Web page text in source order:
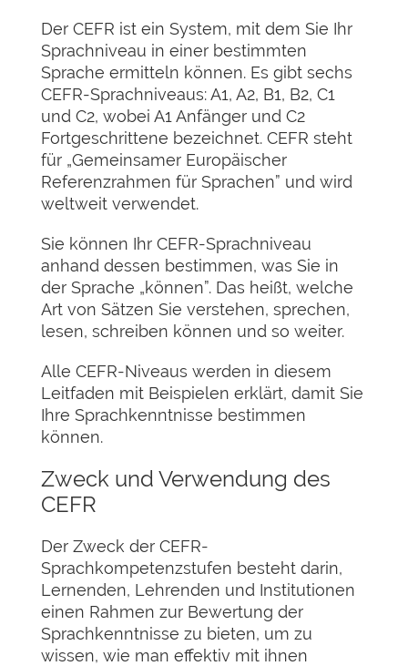
Der CEFR ist ein System, mit dem Sie Ihr
Sprachniveau in einer bestimmten
Sprache ermitteln können. Es gibt sechs
CEFR-Sprachniveaus: A1, A2, B1, B2, C1
und C2, wobei A1 Anfänger und C2
Fortgeschrittene bezeichnet. CEFR steht
für „Gemeinsamer Europäischer
Referenzrahmen für Sprachen” und wird
weltweit verwendet.
Sie können Ihr CEFR-Sprachniveau
anhand dessen bestimmen, was Sie in
der Sprache „können”. Das heißt, welche
Art von Sätzen Sie verstehen, sprechen,
lesen, schreiben können und so weiter.
Alle CEFR-Niveaus werden in diesem
Leitfaden mit Beispielen erklärt, damit Sie
Ihre Sprachkenntnisse bestimmen
können.
Zweck und Verwendung des
CEFR
Der Zweck der CEFR-
Sprachkompetenzstufen besteht darin,
Lernenden, Lehrenden und Institutionen
einen Rahmen zur Bewertung der
Sprachkenntnisse zu bieten, um zu
wissen, wie man effektiv mit ihnen